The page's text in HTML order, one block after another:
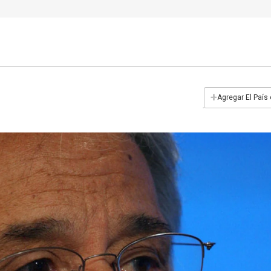
+Agregar El País